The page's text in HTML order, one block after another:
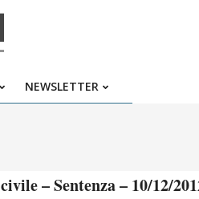
NEWSLETTER
– Sentenza – 10/12/